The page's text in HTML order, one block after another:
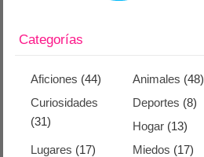
Categorías
Aficiones (44) Animales (48)
Curiosidades
(31)
Deportes (8)
Hogar (13)
Lugares (17) Miedos (17)